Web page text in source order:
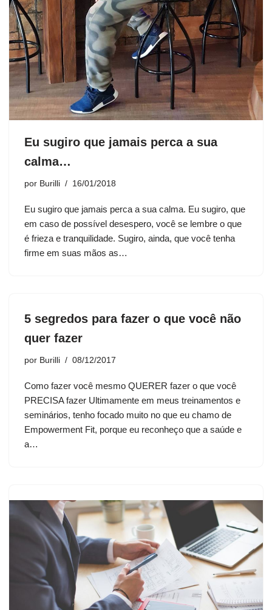
Eu sugiro que jamais perca a sua
calma…
por Burilli 16/01/2018
Eu sugiro que jamais perca a sua calma. Eu sugiro, que
em caso de possível desespero, você se lembre o que
é frieza e tranquilidade. Sugiro, ainda, que você tenha
firme em suas mãos as…
5 segredos para fazer o que você não
quer fazer
por Burilli 08/12/2017
Como fazer você mesmo QUERER fazer o que você
PRECISA fazer Ultimamente em meus treinamentos e
seminários, tenho focado muito no que eu chamo de
Empowerment Fit, porque eu reconheço que a saúde e
a…